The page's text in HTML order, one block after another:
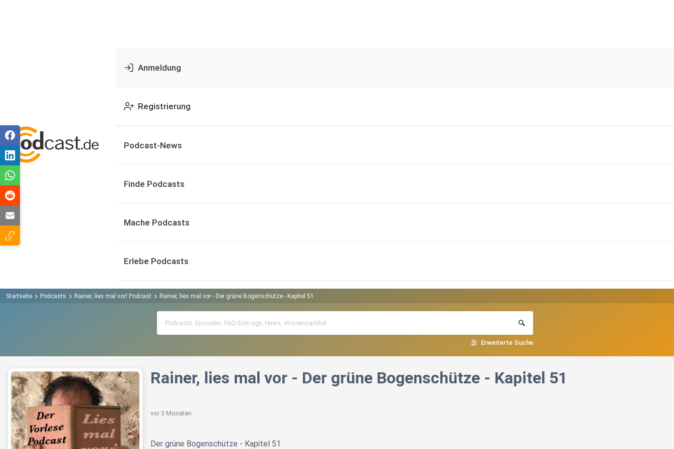
Anmeldung
Registrierung
Podcast-News
Finde Podcasts
Mache Podcasts
Erlebe Podcasts
Startseite Podcasts Rainer, lies mal vor! Podcast Rainer, lies mal vor - Der grüne Bogenschütze - Kapitel 51
Erweiterte Suche
Rainer, lies mal vor - Der grüne Bogenschütze - Kapitel 51
vor 3 Monaten
Der grüne Bogenschütze - Kapitel 51